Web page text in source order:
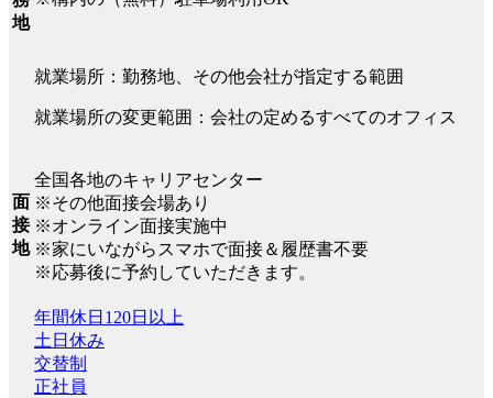
地
就業場所：勤務地、その他会社が指定する範囲
就業場所の変更範囲：会社の定めるすべてのオフィス
面
接
地
全国各地のキャリアセンター
※その他面接会場あり
※オンライン面接実施中
※家にいながらスマホで面接＆履歴書不要
※応募後に予約していただきます。
年間休日120日以上
土日休み
交替制
正社員